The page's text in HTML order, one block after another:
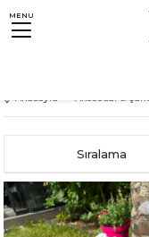
MENU
Anasayfa Aksesuar &
Sıralama